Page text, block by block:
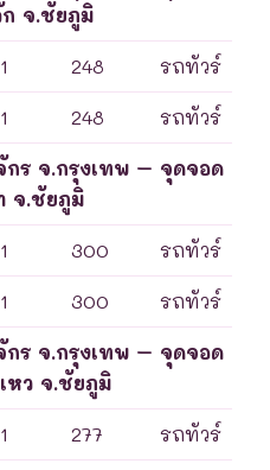
จ.ชัยภูมิ
248 รถทัวร์
248 รถทัวร์
ร จ.กรุงเทพ – จุดจอด
จ.ชัยภูมิ
300 รถทัวร์
300 รถทัวร์
ร จ.กรุงเทพ – จุดจอด
หว จ.ชัยภูมิ
277 รถทัวร์